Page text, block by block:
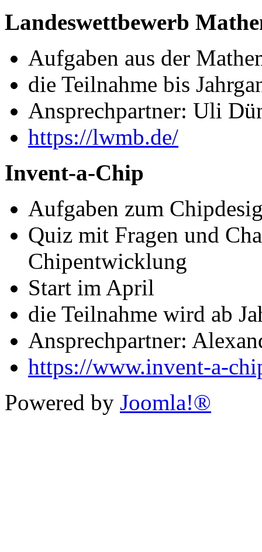
Landeswettbewerb
Aufgaben aus der
die Teilnahme bis
Ansprechpartner: Uli
https://lwmb.de/
Invent-a-Chip
Aufgaben zum
Quiz mit Fragen und
Chipentwicklung
Start im April
die Teilnahme wird ab
Ansprechpartner:
https://www.invent-a-
Powered by Joomla!®